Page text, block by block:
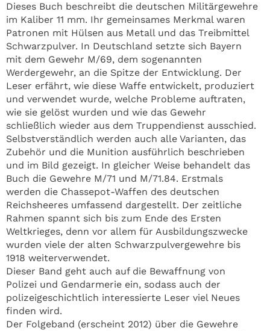
Dieses Buch beschreibt die deutschen Militärgewehre
im Kaliber 11 mm. Ihr gemeinsames Merkmal waren
Patronen mit Hülsen aus Metall und das Treibmittel
Schwarzpulver. In Deutschland setzte sich Bayern
mit dem Gewehr M/69, dem sogenannten
Werdergewehr, an die Spitze der Entwicklung. Der
Leser erfährt, wie diese Waffe entwickelt, produziert
und verwendet wurde, welche Probleme auftraten,
wie sie gelöst wurden und wie das Gewehr
schließlich wieder aus dem Truppendienst ausschied.
Selbstverständlich werden auch alle Varianten, das
Zubehör und die Munition ausführlich beschrieben
und im Bild gezeigt. In gleicher Weise behandelt das
Buch die Gewehre M/71 und M/71.84. Erstmals
werden die Chassepot-Waffen des deutschen
Reichsheeres umfassend dargestellt. Der zeitliche
Rahmen spannt sich bis zum Ende des Ersten
Weltkrieges, denn vor allem für Ausbildungszwecke
wurden viele der alten Schwarzpulvergewehre bis
1918 weiterverwendet.
Dieser Band geht auch auf die Bewaffnung von
Polizei und Gendarmerie ein, sodass auch der
polizeigeschichtlich interessierte Leser viel Neues
finden wird.
Der Folgeband (erscheint 2012) über die Gewehre